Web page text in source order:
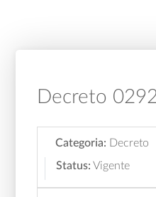
Decreto
Categoria: Decreto
Status: Vigente